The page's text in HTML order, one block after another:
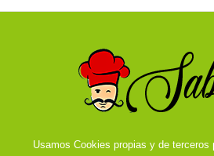
Usamos Cookies propias y de terceros